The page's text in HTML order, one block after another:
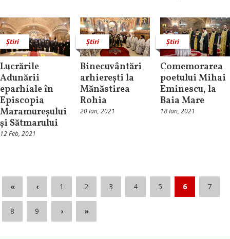
Știri
Lucrările
Adunării
eparhiale în
Episcopia
Maramureșului
și Sătmarului
12 Feb, 2021
Știri
Binecuvântări
arhierești la
Mănăstirea
Rohia
20 Ian, 2021
Știri
Comemorarea
poetului Mihai
Eminescu, la
Baia Mare
18 Ian, 2021
« ‹ 1 2 3 4 5 6 7
8 9 › »